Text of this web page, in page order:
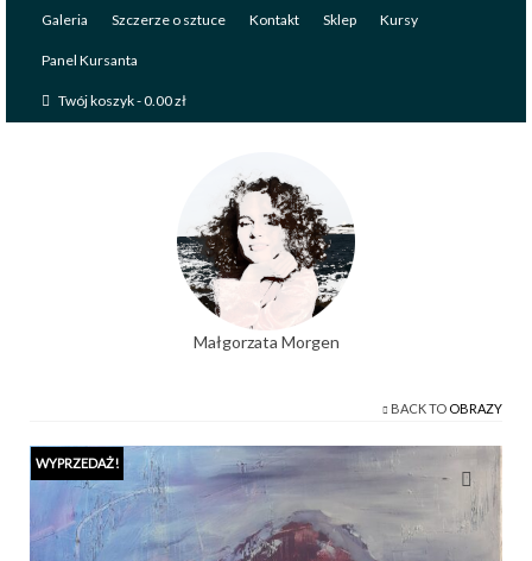
Galeria Szczerze o sztuce Kontakt Sklep Kursy
Panel Kursanta
Twój koszyk-0.00zł
Małgorzata Morgen
BACK TO OBRAZY
WYPRZEDAŻ!